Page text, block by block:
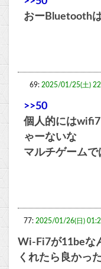
おーBluetooth
69: 2025/01/25(土)
>>50
個人的には
ゃーないな
マルチゲーム
77: 2025/01/26(日)
Wi-Fi7が11beな
くれたら良かっ